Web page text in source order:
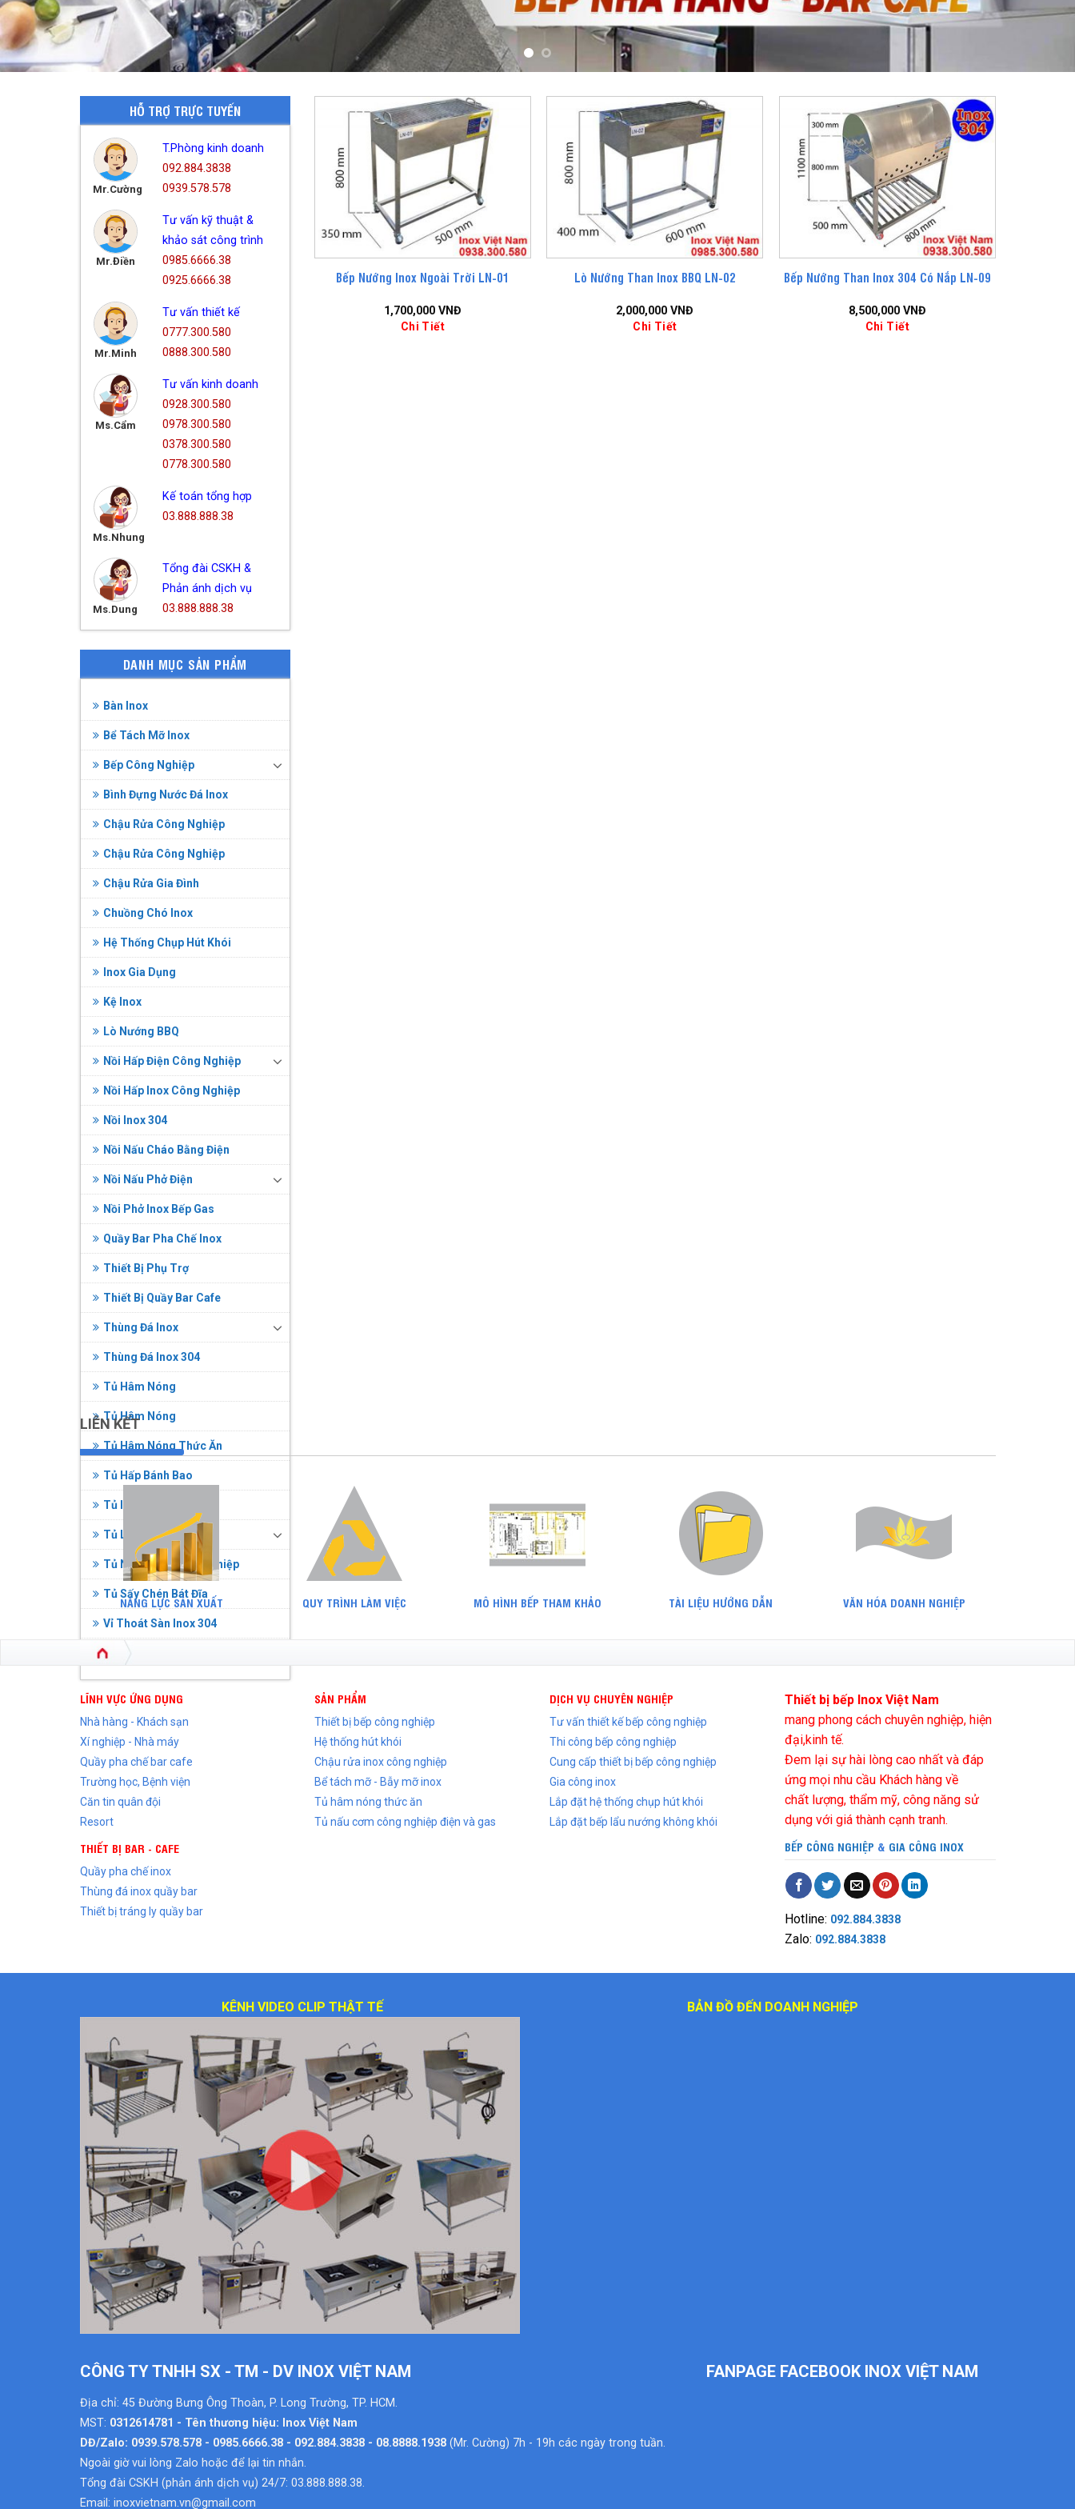
HỖ TRỢ TRỰC TUYẾN
Mr.Cường
T.Phòng kinh doanh
092.884.3838
0939.578.578
Mr.Điền
Tư vấn kỹ thuật &
khảo sát công trình
0985.6666.38
0925.6666.38
Mr.Minh
Tư vấn thiết kế
0777.300.580
0888.300.580
Ms.Cẩm
Tư vấn kinh doanh
0928.300.580
0978.300.580
0378.300.580
0778.300.580
Ms.Nhung
Kế toán tổng hợp
03.888.888.38
Ms.Dung
Tổng đài CSKH &
Phản ánh dịch vụ
03.888.888.38
DANH MỤC SẢN PHẨM
Bàn Inox
Bể Tách Mỡ Inox
Bếp Công Nghiệp
Bình Đựng Nước Đá Inox
Chậu Rửa Công Nghiệp
Chậu Rửa Công Nghiệp
Chậu Rửa Gia Đình
Chuồng Chó Inox
Hệ Thống Chụp Hút Khói
Inox Gia Dụng
Kệ Inox
Lò Nướng BBQ
Nồi Hấp Điện Công Nghiệp
Nồi Hấp Inox Công Nghiệp
Nồi Inox 304
Nồi Nấu Cháo Bằng Điện
Nồi Nấu Phở Điện
Nồi Phở Inox Bếp Gas
Quầy Bar Pha Chế Inox
Thiết Bị Phụ Trợ
Thiết Bị Quầy Bar Cafe
Thùng Đá Inox
Thùng Đá Inox 304
Tủ Hâm Nóng
Tủ Hâm Nóng
Tủ Hâm Nóng Thức Ăn
Tủ Hấp Bánh Bao
Tủ Inox
Tủ Lạnh Công Nghiệp
Tủ Nấu Cơm Công Nghiệp
Tủ Sấy Chén Bát Đĩa
Vỉ Thoát Sàn Inox 304
Xe Đẩy Inox
Bếp Nướng Inox Ngoài Trời LN-01
1,700,000VNĐ
Chi Tiết
Lò Nướng Than Inox BBQ LN-02
2,000,000 VNĐ
Chi Tiết
Bếp Nướng Than Inox 304 Có Nắp LN-09
8,500,000VNĐ
Chi Tiết
LIÊN KẾT
NĂNG LỰC SẢN XUẤT QUY TRÌNH LÀM VIỆC MÔ HÌNH BẾP THAM KHẢO TÀI LIỆU HƯỚNG DẪN VĂN HÓA DOANH NGHIỆP
LĨNH VỰC ỨNG DỤNG
Nhà hàng - Khách sạn
Xí nghiệp - Nhà máy
Quầy pha chế bar cafe
Trường học, Bệnh viện
Căn tin quân đội
Resort
THIẾT BỊ BAR - CAFE
Quầy pha chế inox
Thùng đá inox quầy bar
Thiết bị tráng ly quầy bar
SẢN PHẨM
Thiết bị bếp công nghiệp
Hệ thống hút khói
Chậu rửa inox công nghiệp
Bể tách mỡ - Bẫy mỡ inox
Tủ hâm nóng thức ăn
Tủ nấu cơm công nghiệp điện và gas
DỊCH VỤ CHUYÊN NGHIỆP
Tư vấn thiết kế bếp công nghiệp
Thi công bếp công nghiệp
Cung cấp thiết bị bếp công nghiệp
Gia công inox
Lắp đặt hệ thống chụp hút khói
Lắp đặt bếp lẩu nướng không khói
Thiết bị bếp Inox Việt Nam
mang phong cách chuyên nghiệp, hiện
đại,kinh tế.
Đem lại sự hài lòng cao nhất và đáp
ứng mọi nhu cầu Khách hàng về
chất lượng, thẩm mỹ, công năng sử
dụng với giá thành cạnh tranh.
BẾP CÔNG NGHIỆP & GIA CÔNG INOX
Hotline: 092.884.3838
Zalo: 092.884.3838
KÊNH VIDEO CLIP THẬT TẾ BẢN ĐỒ ĐẾN DOANH NGHIỆP
CÔNG TY TNHH SX - TM - DV INOX VIỆT NAM
Địa chỉ: 45 Đường Bưng Ông Thoàn, P. Long Trường, TP. HCM.
MST: 0312614781 - Tên thương hiệu: Inox Việt Nam
DĐ/Zalo: 0939.578.578 - 0985.6666.38 - 092.884.3838 - 08.8888.1938 (Mr. Cường) 7h - 19h các ngày trong tuần.
Ngoài giờ vui lòng Zalo hoặc để lại tin nhắn.
Tổng đài CSKH (phản ánh dịch vụ) 24/7: 03.888.888.38.
Email: inoxvietnam.vn@gmail.com
FANPAGE FACEBOOK INOX VIỆT NAM